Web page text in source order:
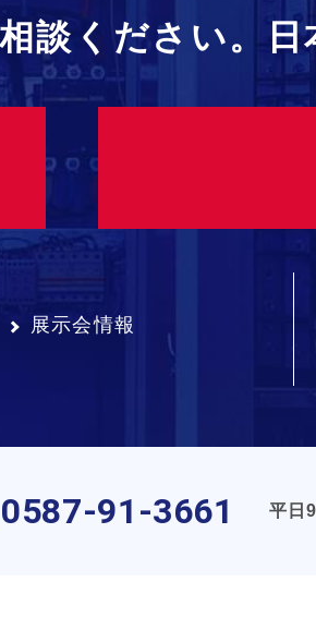
談ください。日
展示会情報
0587-91-3661 平日